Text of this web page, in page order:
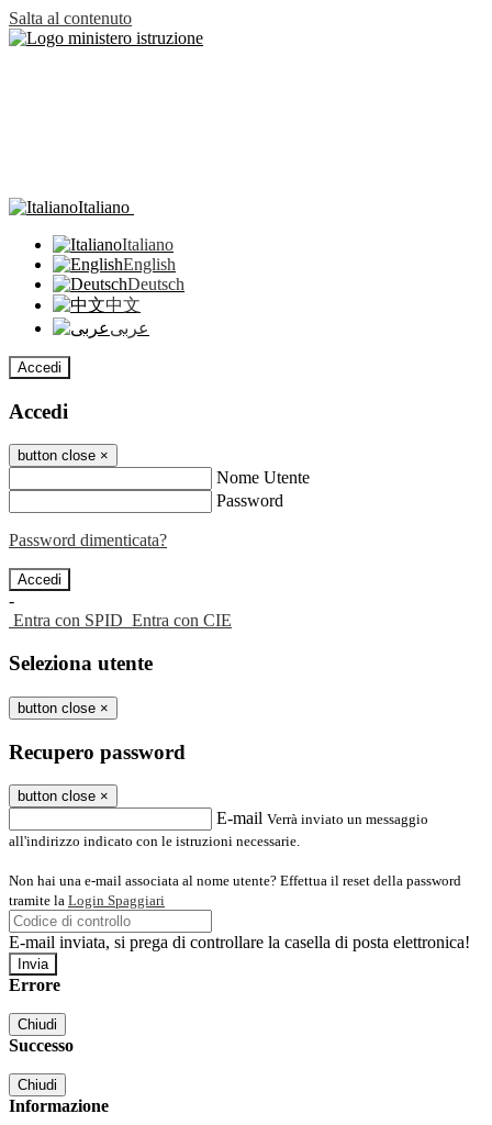
Salta al contenuto
Italiano
Italiano
English
Deutsch
中文
عربى
Accedi
Accedi
button close ×
Nome Utente
Password
Password dimenticata?
-
Entra con SPID Entra con CIE
Seleziona utente
button close ×
Recupero password
button close ×
E-mail Verrà inviato un messaggio
all'indirizzo indicato con le istruzioni necessarie.
Non hai una e-mail associata al nome utente? Effettua il reset della password
tramite la Login Spaggiari
E-mail inviata, si prega di controllare la casella di posta elettronica!
Errore
Chiudi
Successo
Chiudi
Informazione